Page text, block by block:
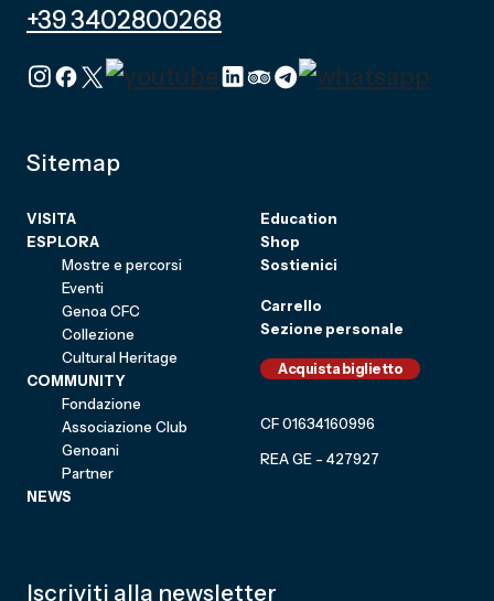
+39 3402800268
Sitemap
VISITA
ESPLORA
Mostre e percorsi
Eventi
Genoa CFC
Collezione
Cultural Heritage
COMMUNITY
Fondazione
Associazione Club
Genoani
Partner
NEWS
Education
Shop
Sostienici
Carrello
Sezione personale
Acquista biglietto
CF 01634160996
REA GE - 427927
Iscriviti alla newsletter